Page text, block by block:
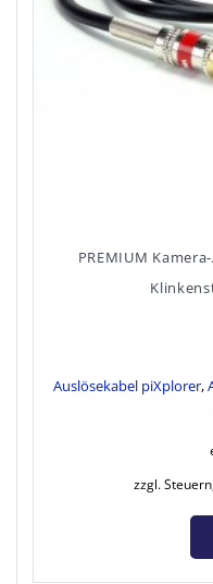
PREMIUM
Auslösekabel piXplorer,
zzgl.